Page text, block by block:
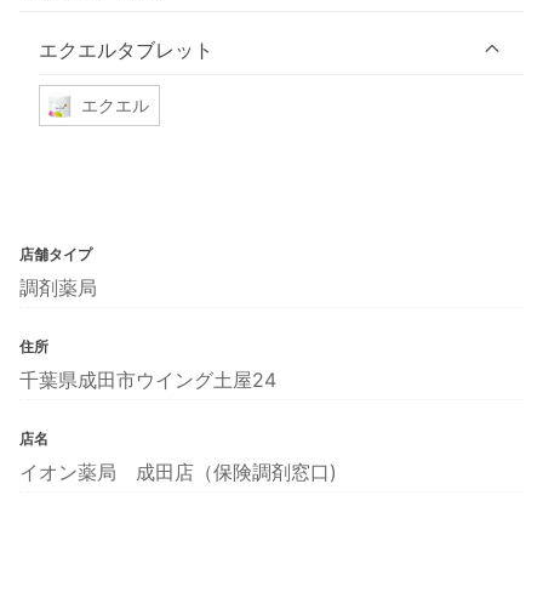
エクエルタブレット
エクエル
店舗タイプ
調剤薬局
住所
千葉県成田市ウイング土屋24
店名
イオン薬局 成田店（保険調剤窓口)